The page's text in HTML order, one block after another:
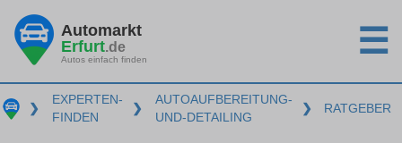
Automarkt
Erfurt.de
Autos einfach finden ☰
❯
EXPERTEN-
FINDEN
❯
AUTOAUFBEREITUNG-
UND-DETAILING
❯ RATGEBER